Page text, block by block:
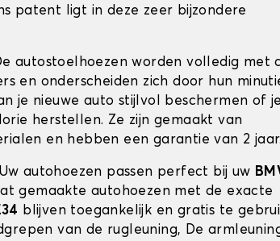
patent ligt in deze zeer bijzondere
autostoelhoezen worden volledig met
en onderscheiden zich door hun
je nieuwe auto stijlvol beschermen of je
herstellen. Ze zijn gemaakt van
en hebben een garantie van 2 jaar.
autohoezen passen perfect bij uw
gemaakte autohoezen met de exacte
blijven toegankelijk en gratis te
van de rugleuning, De